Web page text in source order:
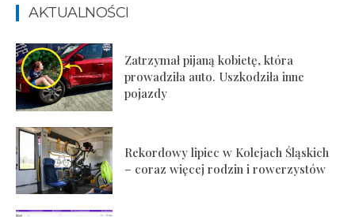
AKTUALNOŚCI
Zatrzymał pijaną kobietę, która
prowadziła auto. Uszkodziła inne
pojazdy
Rekordowy lipiec w Kolejach Śląskich
– coraz więcej rodzin i rowerzystów